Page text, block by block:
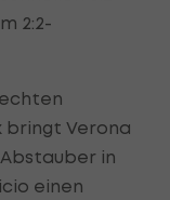
2:2-
bringt Verona
in
einen